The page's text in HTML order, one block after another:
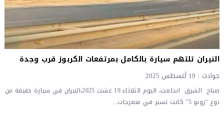
النيران تلتهم سيارة بالكامل بمرتفعات الكربوز قرب وجدة
حوادث 19 أغسطس 2025
صباح الشرق اندلعت، اليوم الثلاثاء 19 غشت 2025،النيران في سيارة خفيفة من
نوع “رونو 5” كانت تسير في منعرجات...